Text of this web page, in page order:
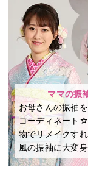
ママの振
お母さんの振袖
コーディネート
物でリメイクす
風の振袖に大変